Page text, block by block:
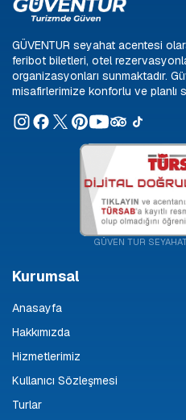
GÜVENTUR seyahat acentesi
feribot biletleri, otel
organizasyonları sunmaktadır.
misafirlerimize konforlu ve planlı
GÜVEN TUR
Kurumsal
Anasayfa
Hakkımızda
Hizmetlerimiz
Kullanıcı Sözleşmesi
Turlar